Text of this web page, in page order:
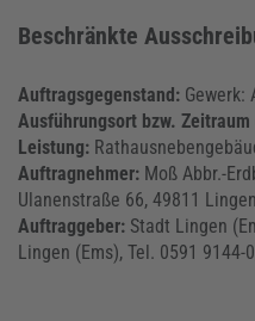
Beschränkte
Auftragsgegenstand: Gewerk:
Ausführungsort bzw. Zeitraum
Leistung:
Auftragnehmer: Moß Abbr.-
Ulanenstraße 66, 49811
Auftraggeber: Stadt Lingen
Lingen (Ems), Tel. 0591 9144-